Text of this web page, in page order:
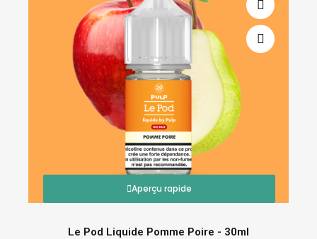
Aperçu rapide
Le Pod Liquide Pomme Poire - 30ml